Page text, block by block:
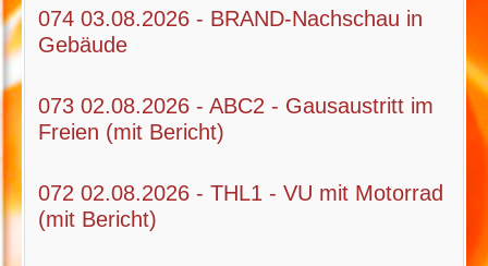
074 03.08.2026 - BRAND-Nachschau in
Gebäude
073 02.08.2026 - ABC2 - Gausaustritt im
Freien (mit Bericht)
072 02.08.2026 - THL1 - VU mit Motorrad
(mit Bericht)